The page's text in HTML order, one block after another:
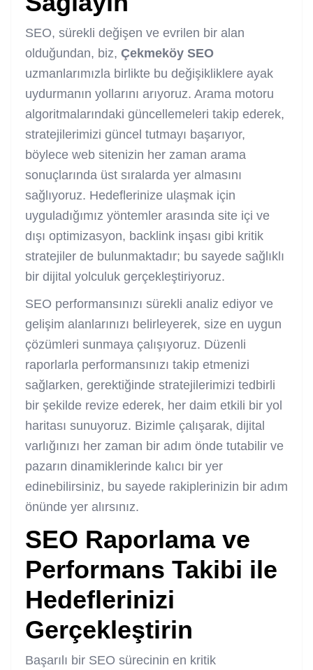
SEO, sürekli değişen ve evrilen bir alan
olduğundan, biz, Çekmeköy SEO
uzmanlarımızla birlikte bu değişikliklere ayak
uydurmanın yollarını arıyoruz. Arama motoru
algoritmalarındaki güncellemeleri takip ederek,
stratejilerimizi güncel tutmayı başarıyor,
böylece web sitenizin her zaman arama
sonuçlarında üst sıralarda yer almasını
sağlıyoruz. Hedeflerinize ulaşmak için
uyguladığımız yöntemler arasında site içi ve
dışı optimizasyon, backlink inşası gibi kritik
stratejiler de bulunmaktadır; bu sayede sağlıklı
bir dijital yolculuk gerçekleştiriyoruz.
SEO performansınızı sürekli analiz ediyor ve
gelişim alanlarınızı belirleyerek, size en uygun
çözümleri sunmaya çalışıyoruz. Düzenli
raporlarla performansınızı takip etmenizi
sağlarken, gerektiğinde stratejilerimizi tedbirli
bir şekilde revize ederek, her daim etkili bir yol
haritası sunuyoruz. Bizimle çalışarak, dijital
varlığınızı her zaman bir adım önde tutabilir ve
pazarın dinamiklerinde kalıcı bir yer
edinebilirsiniz, bu sayede rakiplerinizin bir adım
önünde yer alırsınız.
SEO Raporlama ve
Performans Takibi ile
Hedeflerinizi
Gerçekleştirin
Başarılı bir SEO sürecinin en kritik